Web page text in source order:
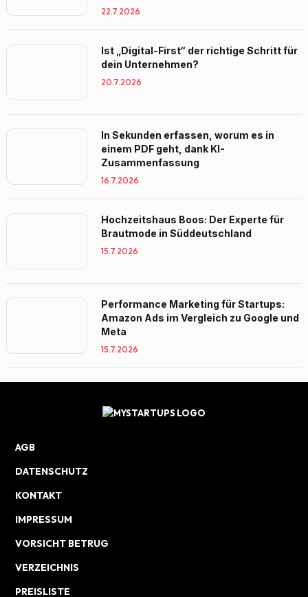
22.7.2026
Ist „Digital-First“ der richtige Schritt für
dein Unternehmen?
20.7.2026
In Sekunden erfassen, worum es in
einem PDF geht, dank KI-
Zusammenfassung
16.7.2026
Hochzeitshaus Boos: Der Experte für
Brautmode in Süddeutschland
15.7.2026
Performance Marketing für Startups:
Amazon Ads im Vergleich zu Google und
Meta
15.7.2026
AGB
DATENSCHUTZ
KONTAKT
IMPRESSUM
VORSICHT BETRUG
VERZEICHNIS
PREISLISTE